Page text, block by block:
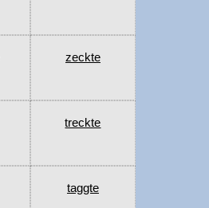
zeckte
treckte
taggte